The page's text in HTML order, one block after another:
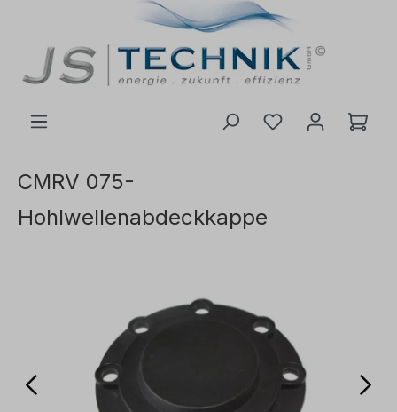
CMRV 075-
Hohlwellenabdeckkappe